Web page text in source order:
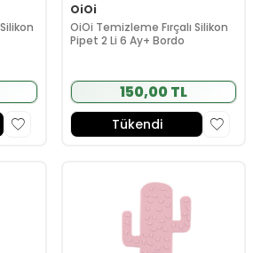
OiOi
OiOi Temizleme Fırçalı Silikon
Pipet 2 Li 6 Ay+ Bordo
150,00 TL
Tükendi